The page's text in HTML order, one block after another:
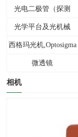
光电二极管（探测
器）
光学平台及光机械
西格玛光机,Optosigma
微透镜
相机